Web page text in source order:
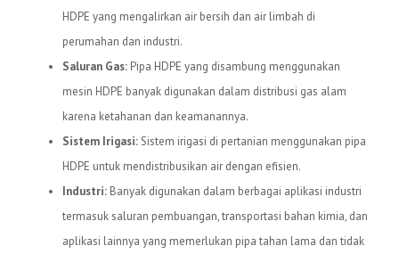
HDPE yang mengalirkan air bersih dan air limbah di
perumahan dan industri.
Saluran Gas: Pipa HDPE yang disambung menggunakan
mesin HDPE banyak digunakan dalam distribusi gas alam
karena ketahanan dan keamanannya.
Sistem Irigasi:Sistem irigasi di pertanian menggunakan pipa
HDPE untuk mendistribusikan air dengan efisien.
Industri: Banyak digunakan dalam berbagai aplikasi industri
termasuk saluran pembuangan, transportasi bahan kimia, dan
aplikasi lainnya yang memerlukan pipa tahan lama dan tidak